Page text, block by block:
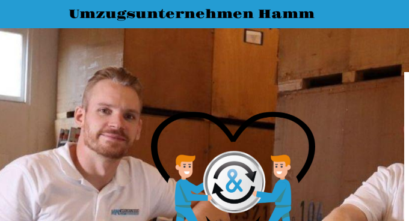
Umzugsunternehmen Hamm